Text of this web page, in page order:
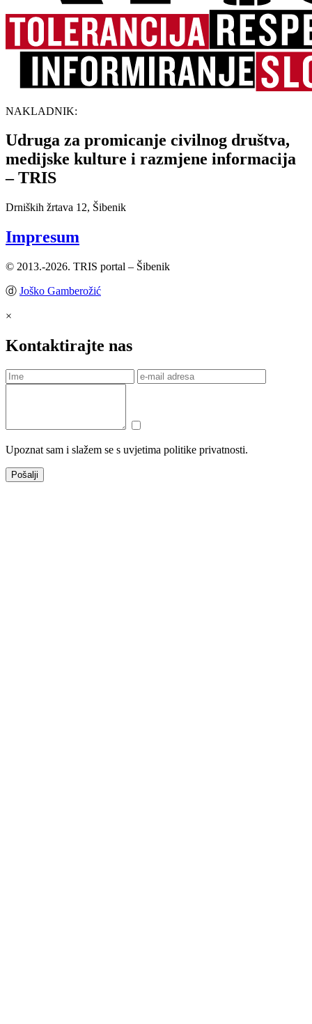
NAKLADNIK:
Udruga za promicanje civilnog društva,
medijske kulture i razmjene informacija
– TRIS
Drniških žrtava 12, Šibenik
Impresum
© 2013.-2026. TRIS portal – Šibenik
ⓓ Joško Gamberožić
×
Kontaktirajte nas
Upoznat sam i slažem se s uvjetima politike privatnosti.
Pošalji